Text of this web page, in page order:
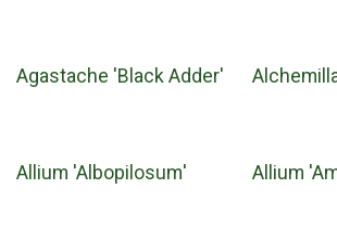
Agastache 'Black Adder'
Allium 'Albopilosum' Allium